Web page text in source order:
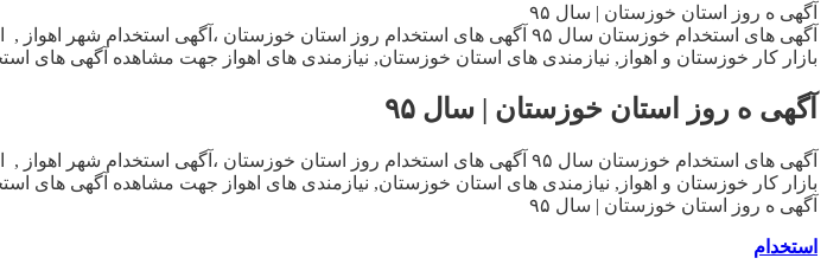
آگهی ه روز استان خوزستان | سال ۹۵
آگهی های استخدام خوزستان سال ۹۵ آگهی های استخدام روز استان خوزستان
بازار کار خوزستان و اهواز, نیازمندی های استان خوزستان, نیازمندی های اهواز جهت مشاهده آگهی های
آگهی ه روز استان خوزستان | سال ۹۵
آگهی های استخدام خوزستان سال ۹۵ آگهی های استخدام روز استان خوزستان
بازار کار خوزستان و اهواز, نیازمندی های استان خوزستان, نیازمندی های اهواز جهت مشاهده آگهی های
آگهی ه روز استان خوزستان | سال ۹۵
استخدام